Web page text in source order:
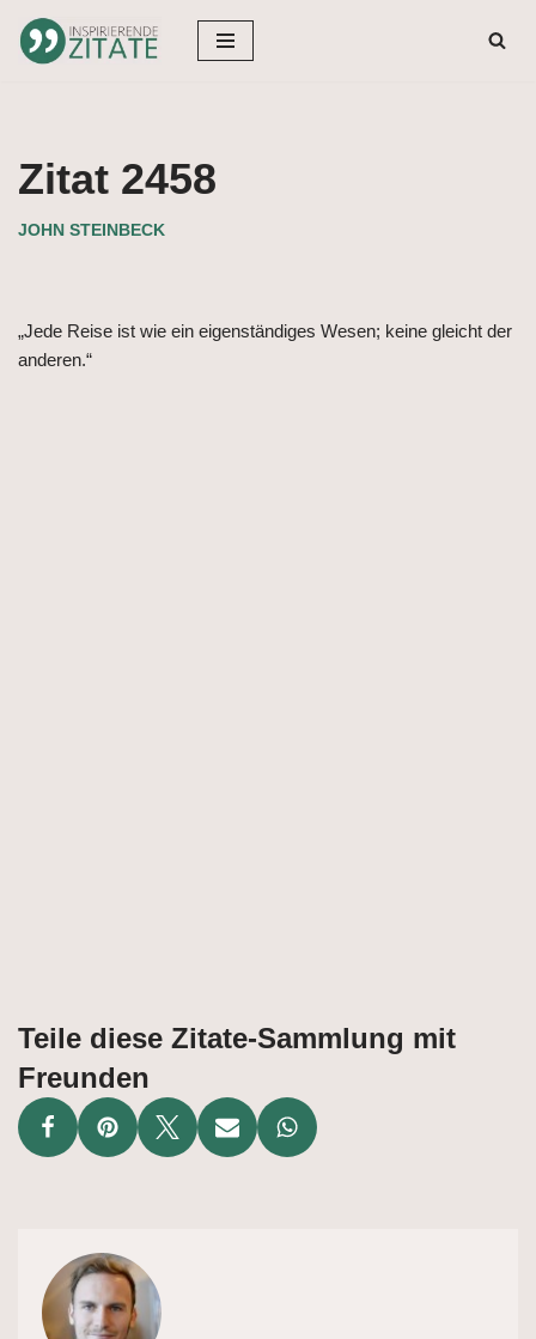
Zum
Zitat 2458
JOHN STEINBECK
„Jede Reise ist wie ein eigenständiges Wesen; keine gleicht der
anderen.“
Teile diese Zitate-Sammlung mit
Freunden